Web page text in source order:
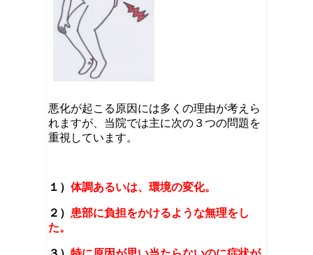
悪化が起こる原因には多くの理由が考えら
れますが、当院では主に次の３つの問題を
重視しています。
１） 体調あるいは、環境の変化。
２） 患部に負担をかけるような無理をし
た。